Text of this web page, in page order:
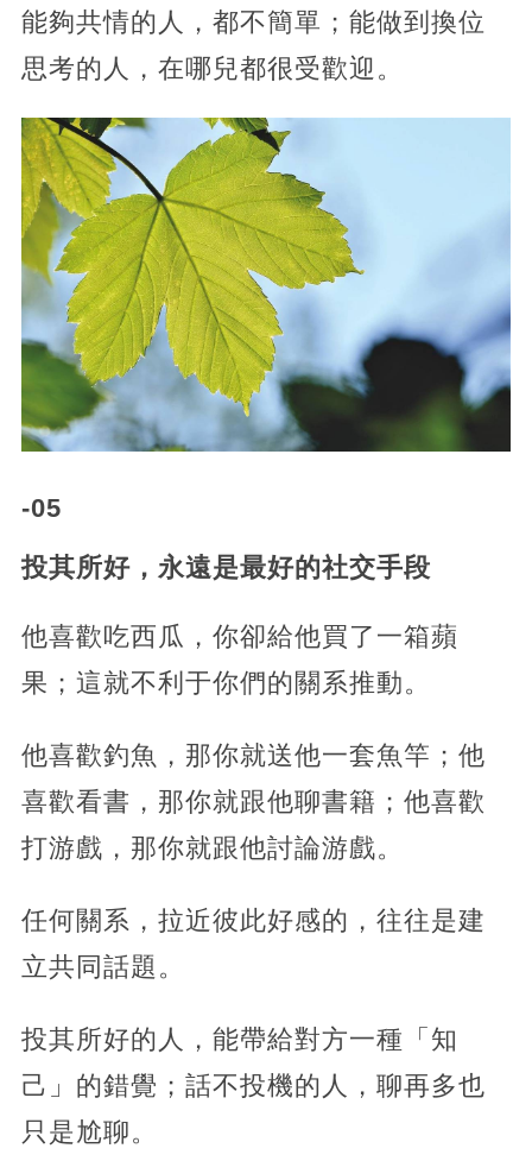
能夠共情的人，都不簡單；能做到換位
思考的人，在哪兒都很受歡迎。
-05
投其所好，永遠是最好的社交手段
他喜歡吃西瓜，你卻給他買了一箱蘋
果；這就不利于你們的關系推動。
他喜歡釣魚，那你就送他一套魚竿；他
喜歡看書，那你就跟他聊書籍；他喜歡
打游戲，那你就跟他討論游戲。
任何關系，拉近彼此好感的，往往是建
立共同話題。
投其所好的人，能帶給對方一種「知
己」的錯覺；話不投機的人，聊再多也
只是尬聊。